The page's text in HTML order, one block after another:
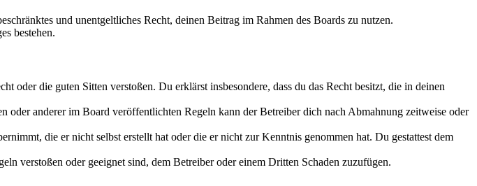
und unentgeltliches Recht, deinen Beitrag im Rahmen des Boards zu nutzen.
bestehen.
oder die guten Sitten verstoßen. Du erklärst insbesondere, dass du das Recht besitzt, die in deinen
oder anderer im Board veröffentlichten Regeln kann der Betreiber dich nach Abmahnung zeitweise oder
die er nicht selbst erstellt hat oder die er nicht zur Kenntnis genommen hat. Du gestattest dem
verstoßen oder geeignet sind, dem Betreiber oder einem Dritten Schaden zuzufügen.